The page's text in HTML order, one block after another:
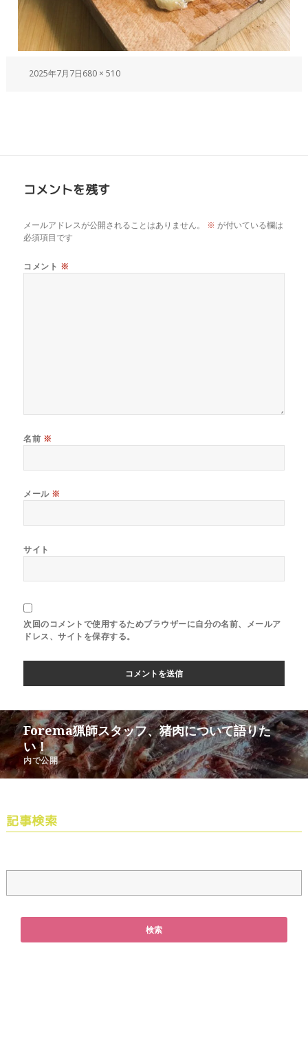
2025年7月7日680 × 510
コメントを残す
メールアドレスが公開されることはありません。 ※ が付いている欄は
必須項目です
コメント ※
名前 ※
メール ※
サイト
次回のコメントで使用するためブラウザーに自分の名前、メールア
ドレス、サイトを保存する。
Forema猟師スタッフ、猪肉について語りた
い！
内で公開
記事検索